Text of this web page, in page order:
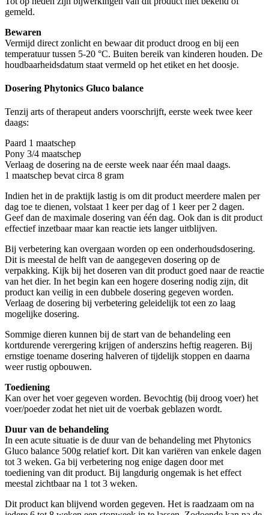
gemeld.
Bewaren
Vermijd direct zonlicht en bewaar dit product droog en bij een
temperatuur tussen 5-20 °C. Buiten bereik van kinderen houden. De
houdbaarheidsdatum staat vermeld op het etiket en het doosje.
Dosering Phytonics Gluco balance
Tenzij arts of therapeut anders voorschrijft, eerste week twee keer
daags:
Paard 1 maatschep
Pony 3/4 maatschep
Verlaag de dosering na de eerste week naar één maal daags.
1 maatschep bevat circa 8 gram
Indien het in de praktijk lastig is om dit product meerdere malen per
dag toe te dienen, volstaat 1 keer per dag of 1 keer per 2 dagen.
Geef dan de maximale dosering van één dag. Ook dan is dit product
effectief inzetbaar maar kan reactie iets langer uitblijven.
Bij verbetering kan overgaan worden op een onderhoudsdosering.
Dit is meestal de helft van de aangegeven dosering op de
verpakking. Kijk bij het doseren van dit product goed naar de reactie
van het dier. In het begin kan een hogere dosering nodig zijn, dit
product kan veilig in een dubbele dosering gegeven worden.
Verlaag de dosering bij verbetering geleidelijk tot een zo laag
mogelijke dosering.
Sommige dieren kunnen bij de start van de behandeling een
kortdurende verergering krijgen of anderszins heftig reageren. Bij
ernstige toename dosering halveren of tijdelijk stoppen en daarna
weer rustig opbouwen.
Toediening
Kan over het voer gegeven worden. Bevochtig (bij droog voer) het
voer/poeder zodat het niet uit de voerbak geblazen wordt.
Duur van de behandeling
In een acute situatie is de duur van de behandeling met Phytonics
Gluco balance 500g relatief kort. Dit kan variëren van enkele dagen
tot 3 weken. Ga bij verbetering nog enige dagen door met
toediening van dit product. Bij langdurig ongemak is het effect
meestal zichtbaar na 1 tot 3 weken.
Dit product kan blijvend worden gegeven. Het is raadzaam om na